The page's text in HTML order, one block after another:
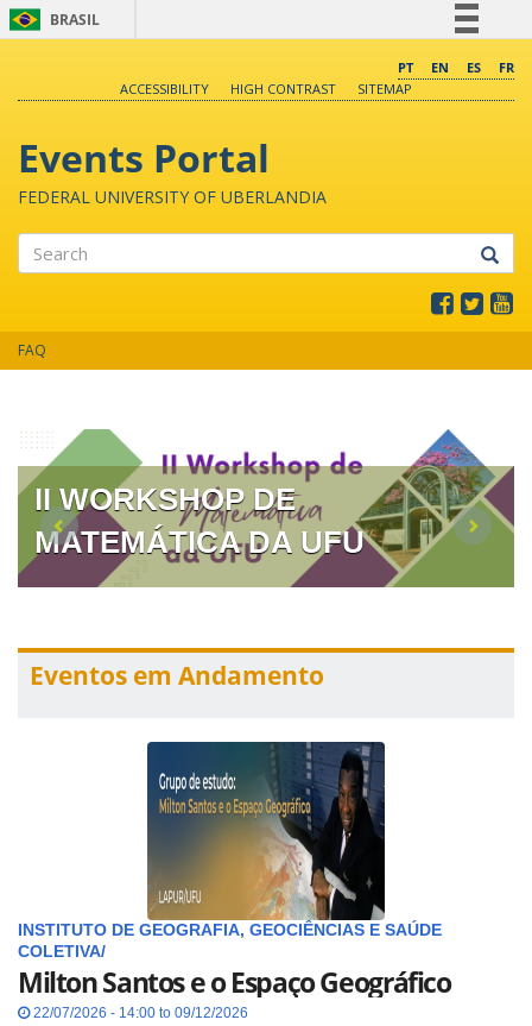
BRASIL
Comunica BR
Canais
PT EN ES
FR
ACCESSIBILITY
HIGH CONTRAST SITEMAP
Events Portal
FEDERAL UNIVERSITY OF UBERLANDIA
FAQ
II WORKSHOP DE
MATEMÁTICA DA UFU
Eventos em Andamento
INSTITUTO DE GEOGRAFIA, GEOCIÊNCIAS E SAÚDE
COLETIVA/
Milton Santos e o Espaço Geográfico
22/07/2026 - 14:00 to 09/12/2026